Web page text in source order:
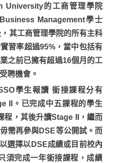
University的工商管理學院
Management學士
其工商管理學院的所有主科
習率超過95%，當中包括有
之前已擁有超過16個月的工
聘機會。
學生報讀 銜接課程分有
II。已完成中五課程的學生
程，其後升讀Stage II，繼而
需再參與DSE等公開試。而
選擇以DSE成績或目前校內
須完成一年銜接課程，成績